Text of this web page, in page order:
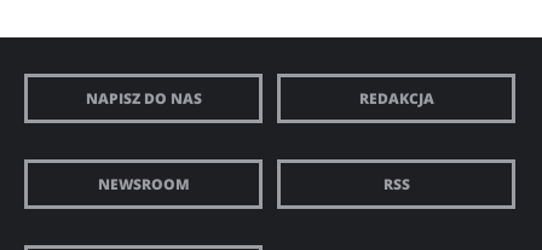
NAPISZ DO NAS REDAKCJA
NEWSROOM RSS